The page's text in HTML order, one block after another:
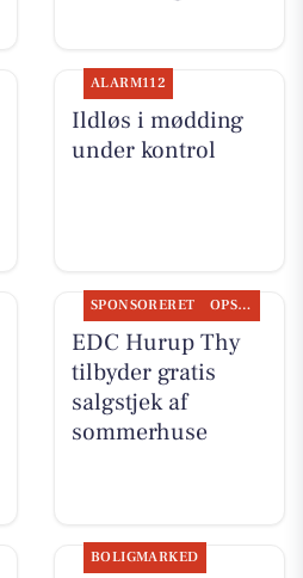
ALARM112
Ildløs i mødding
under kontrol
SPONSORERET OPSLAGSTAVLEN
EDC Hurup Thy
tilbyder gratis
salgstjek af
sommerhuse
BOLIGMARKED